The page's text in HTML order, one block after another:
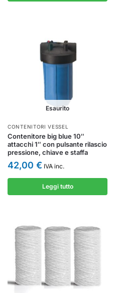
Esaurito
CONTENITORI VESSEL
Contenitore big blue 10″
attacchi 1″ con pulsante rilascio
pressione, chiave e staffa
42,00 € IVA inc.
Leggi tutto